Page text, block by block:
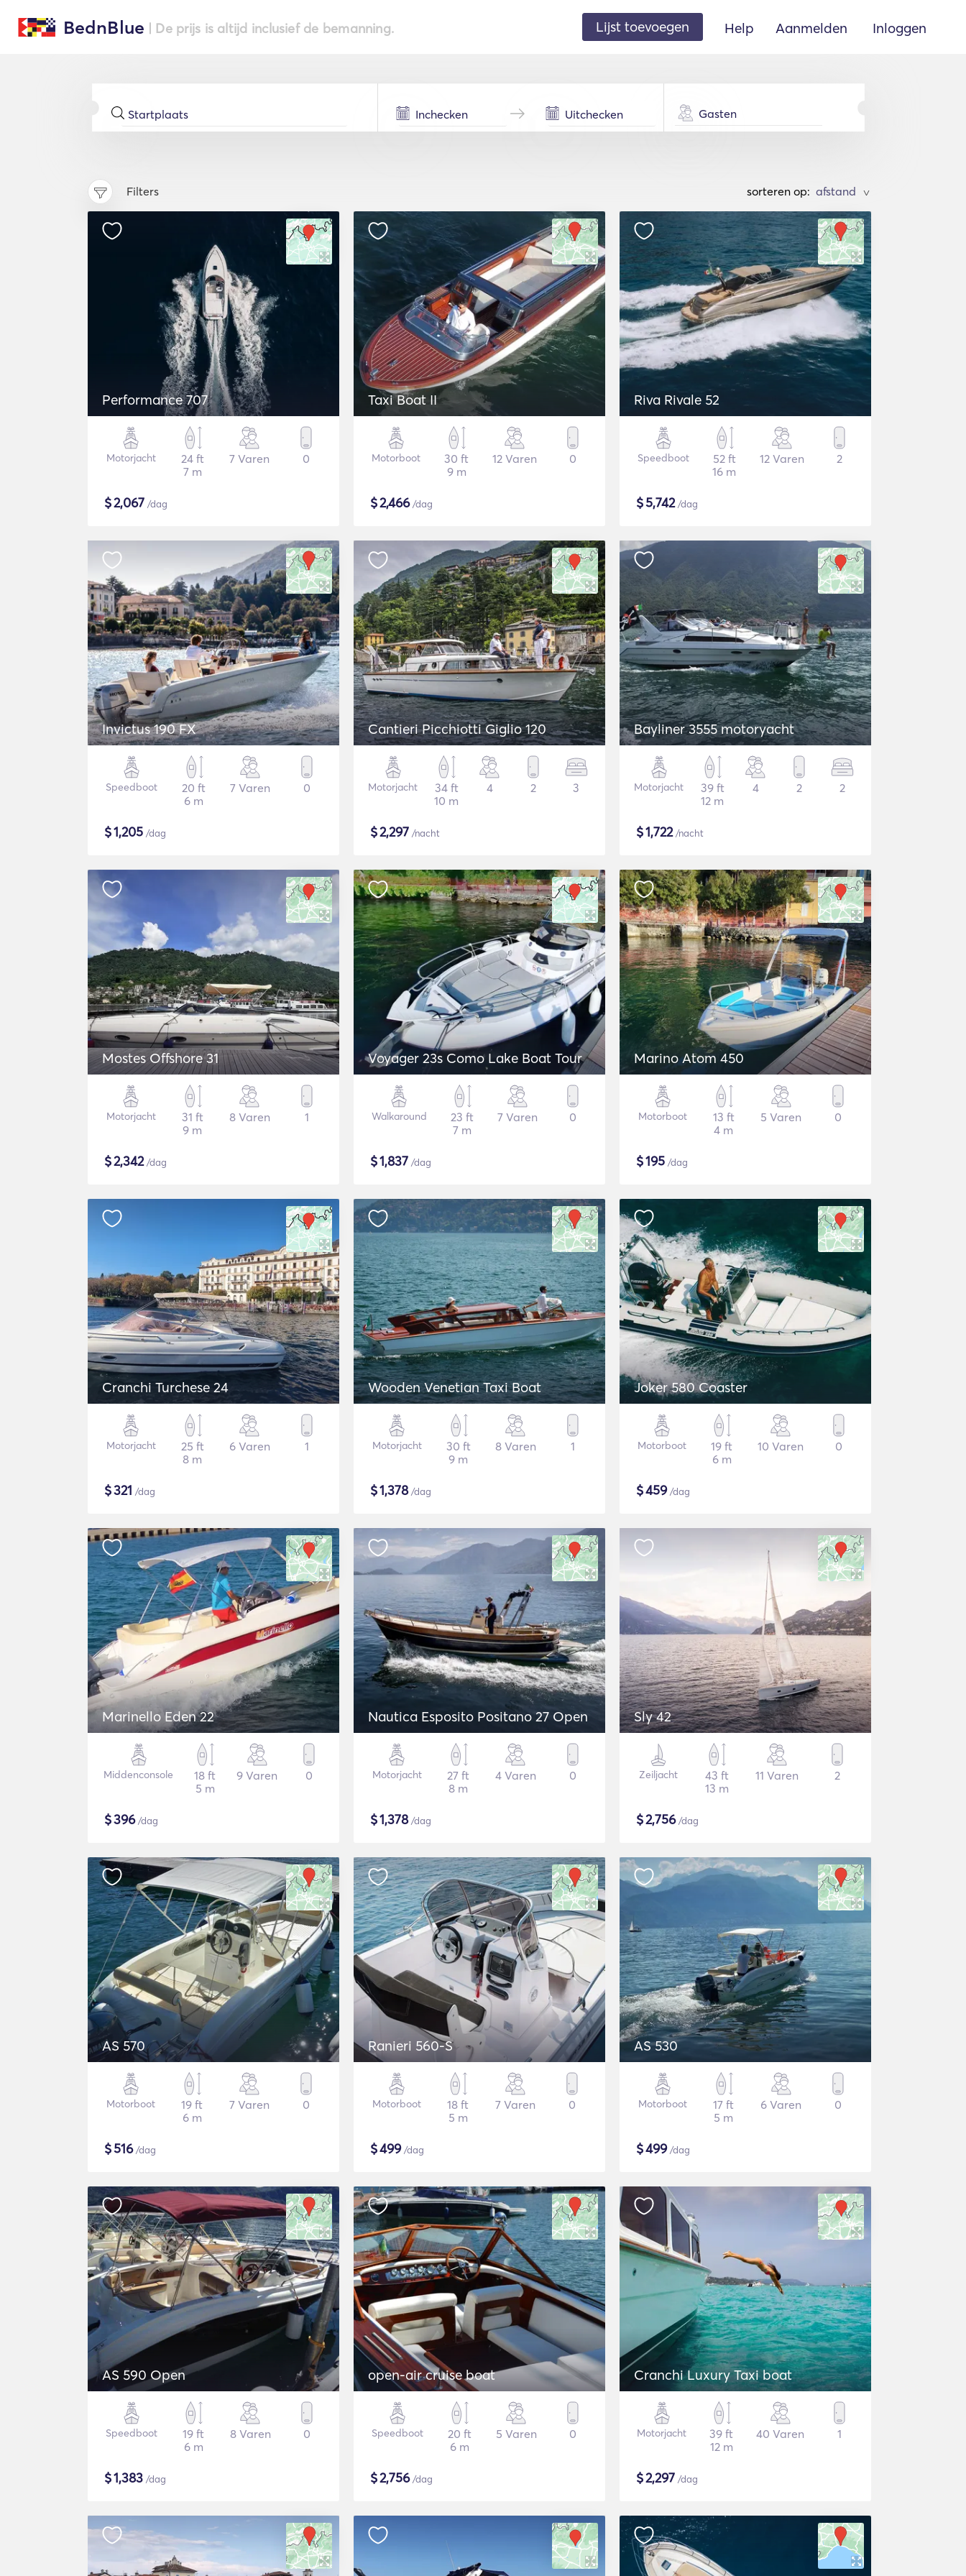
BednBlue | De prijs is altijd inclusief de bemanning. Lijst toevoegen Help Aanmelden Inloggen
Gasten
Filters sorteren op: >
Performance 707
Motorjacht
24 ft
7 m
7 Varen 0
$2,067 /dag
Taxi Boat II
Motorboot
30 ft
9 m
12 Varen 0
$2,466/dag
Riva Rivale 52
Speedboot
52 ft
16 m
12 Varen 2
$5,742/dag
Invictus 190 FX
Speedboot
20 ft
6 m
7 Varen 0
$1,205 /dag
Cantieri Picchiotti Giglio 120
Motorjacht
34 ft
10 m
4 2 3
$2,297 /nacht
Bayliner 3555 motoryacht
Motorjacht
39 ft
12 m
4 2 2
$1,722/nacht
Mostes Offshore 31
Motorjacht
31 ft
9 m
8 Varen 1
$2,342/dag
Voyager 23s Como Lake Boat Tour
Walkaround
23 ft
7 m
7 Varen 0
$1,837 /dag
Marino Atom 450
Motorboot
13 ft
4 m
5 Varen 0
$195 /dag
Cranchi Turchese 24
Motorjacht
25 ft
8 m
6 Varen 1
$321 /dag
Wooden Venetian Taxi Boat
Motorjacht
30 ft
9 m
8 Varen 1
$1,378/dag
Joker 580 Coaster
Motorboot
19 ft
6 m
10 Varen 0
$459/dag
Marinello Eden 22
Middenconsole
18 ft
5 m
9 Varen 0
$396/dag
Nautica Esposito Positano 27 Open
Motorjacht
27 ft
8 m
4 Varen 0
$1,378/dag
Sly 42
Zeiljacht
43 ft
13 m
11 Varen 2
$2,756/dag
AS 570
Motorboot
19 ft
6 m
7 Varen 0
$516/dag
Ranieri 560-S
Motorboot
18 ft
5 m
7 Varen 0
$499/dag
AS 530
Motorboot
17 ft
5 m
6 Varen 0
$499/dag
AS 590 Open
Speedboot
19 ft
6 m
8 Varen 0
$1,383 /dag
open-air cruise boat
Speedboot
20 ft
6 m
5 Varen 0
$2,756/dag
Cranchi Luxury Taxi boat
Motorjacht
39 ft
12 m
40 Varen 1
$2,297 /dag